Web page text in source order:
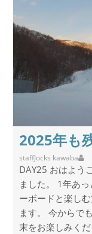
2025年も
staffJocks kawaba
DAY25 おはよう
ました。 1年あ
ーボードと楽し
ます。 今からで
末をお楽しみく